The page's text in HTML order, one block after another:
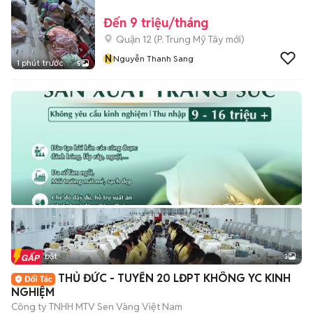
1 phút trước 5
Đến 9 triệu/tháng
Quận 12 (P. Trung Mỹ Tây mới)
NNguyễn Thanh Sang
Tin nổi bật 3
THỦ ĐỨC - TUYỂN 20 LĐPT KHÔNG YC KINH
NGHIỆM
Công ty TNHH MTV Sen Vàng Việt Nam